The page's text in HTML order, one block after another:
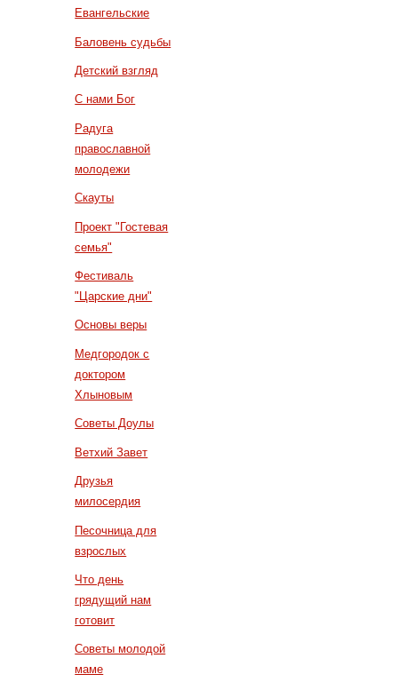
Евангельские
Баловень судьбы
Детский взгляд
С нами Бог
Радуга
православной
молодежи
Скауты
Проект "Гостевая
семья"
Фестиваль
"Царские дни"
Основы веры
Медгородок с
доктором
Хлыновым
Советы Доулы
Ветхий Завет
Друзья
милосердия
Песочница для
взрослых
Что день
грядущий нам
готовит
Советы молодой
маме